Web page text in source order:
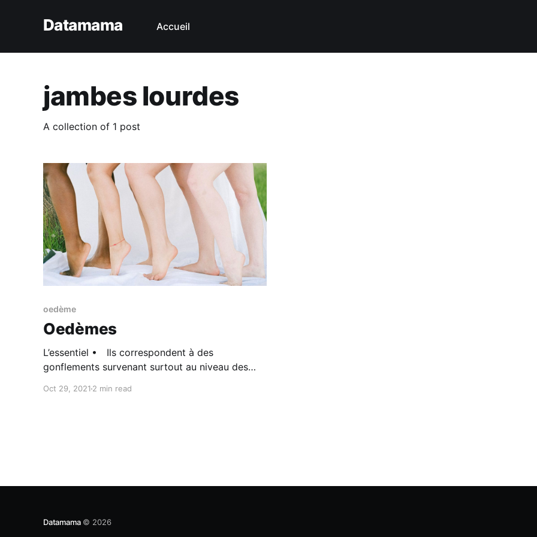
Datamama Accueil
jambes lourdes
A collection of 1 post
oedème
Oedèmes
L’essentiel • Ils correspondent à des
gonflements survenant surtout au niveau des
apparaissent brutalement, sont présents dès le
Oct 29, 2021 2 min read
Datamama© 2026